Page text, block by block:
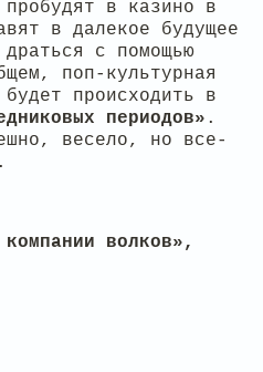
в казино в
в далекое будущее
с помощью
поп-культурная
происходить в
периодов» .
весело, но все-
волков»,